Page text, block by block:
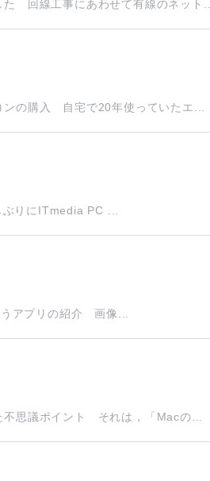
回線工事にあわせて有線のネット...
ンの購入 自宅で20年使っていたエ...
りにITmedia PC ...
アプリの紹介 画像...
不思議ポイント それは，「Macの...